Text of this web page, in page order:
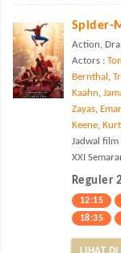
Spider-
Action,
Actors :
Bernthal ,
Kaahn,
Zayas,
Keene,
Jadwal film
XXI
Reguler
12:15
18:35